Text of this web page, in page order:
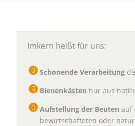
Imkern heißt für uns:
Schonende Verarbeitung
Bienenkästen nur aus
Aufstellung der Beuten auf
bewirtschafteten oder